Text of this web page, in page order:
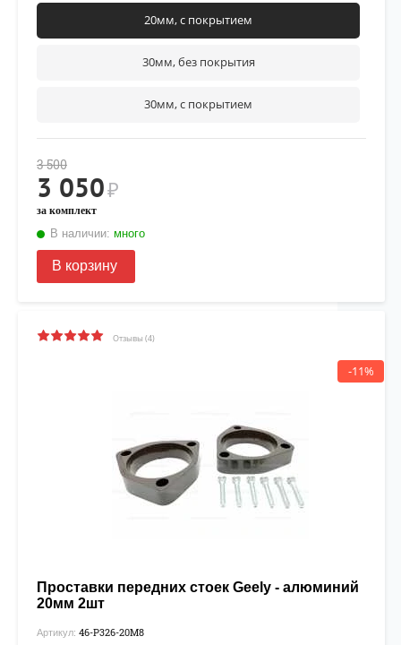
20мм, с покрытием
30мм, без покрытия
30мм, с покрытием
3 500
3 050₽
за комплект
В наличии: много
В корзину
Отзывы (4)
-11%
Проставки передних стоек Geely - алюминий
20мм 2шт
Артикул: 46-P326-20М8